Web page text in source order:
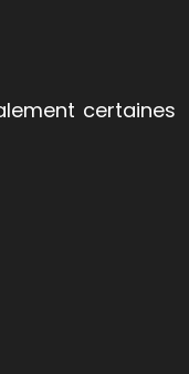
certaines